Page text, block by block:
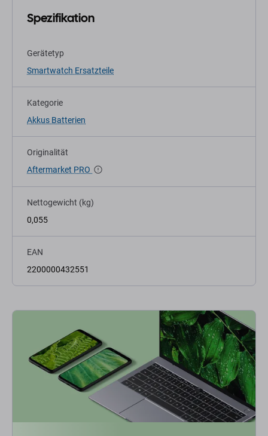
Spezifikation
Gerätetyp
Smartwatch Ersatzteile
Kategorie
Akkus Batterien
Originalität
Aftermarket PRO
Nettogewicht (kg)
0,055
EAN
2200000432551